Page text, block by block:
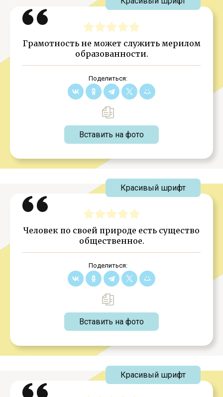
Грамотность не может служить мерилом
образованности.
Поделиться:
Вставить на фото
Человек по своей природе есть существо
общественное.
Поделиться:
Вставить на фото
Красивый шрифт
Красивый шрифт